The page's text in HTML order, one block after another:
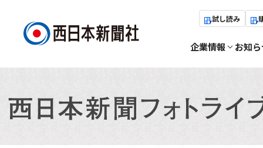
試し読み
企業情報 お知